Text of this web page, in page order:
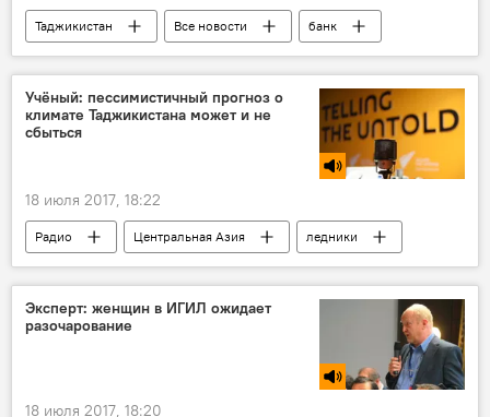
Таджикистан Все новости
банк
Эмомали Рахмон
Ташкент
отставки и назначения
Учёный: пессимистичный прогноз о
климате Таджикистана может и не
сбыться
18 июля 2017, 18:22
Радио Центральная Азия
ледники
Таджикистан
Эксперт: женщин в ИГИЛ ожидает
разочарование
18 июля 2017, 18:20